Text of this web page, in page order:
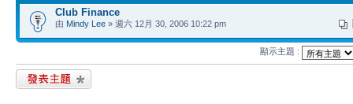
Club Finance
由 Mindy Lee » 週六 12月 30, 2006 10:22 pm
顯示主題 :
發表新主題